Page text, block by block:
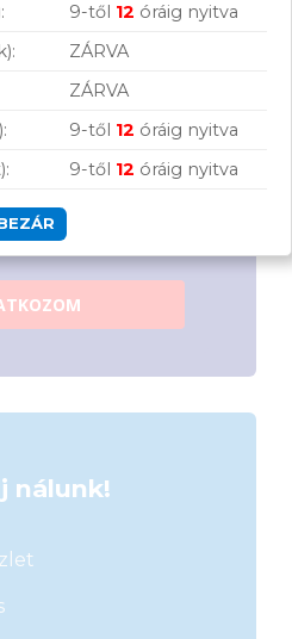
leiratkozhatsz.
nálunk!
9-től 12 óráig nyitva
ZÁRVA
ZÁRVA
9-től 12 óráig nyitva
9-től 12 óráig nyitva